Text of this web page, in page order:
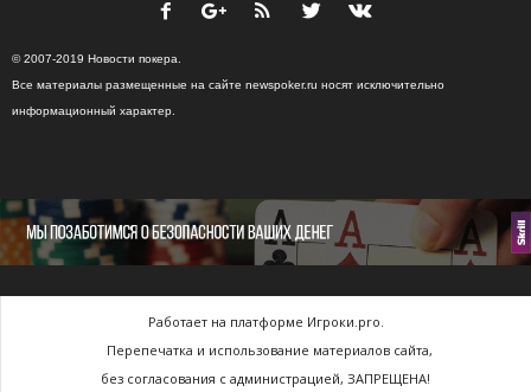
© 2007-2019 Новости покера.
Все материалы размещенные на сайте newspoker.ru носят исключительно
информационный характер.
Работает на платформе Игроки.pro.
Перепечатка и использование материалов сайта,
без согласования с администрацией, ЗАПРЕЩЕНА!